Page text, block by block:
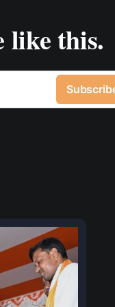
like this.